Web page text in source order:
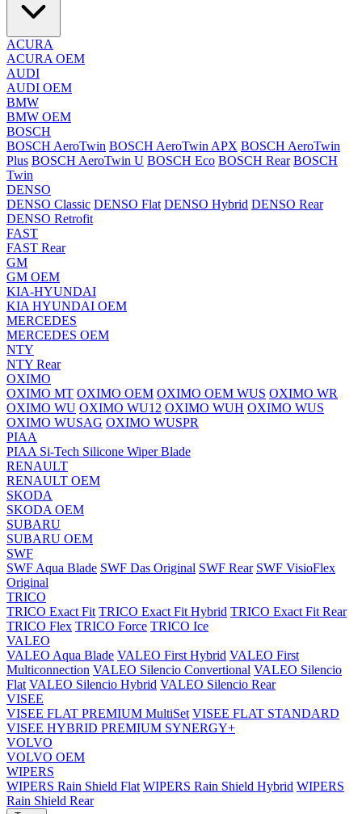
ACURA
ACURA OEM
AUDI
AUDI OEM
BMW
BMW OEM
BOSCH
BOSCH AeroTwin BOSCH AeroTwin APX BOSCH AeroTwin
Plus BOSCH AeroTwin U BOSCH Eco BOSCH Rear BOSCH
Twin
DENSO
DENSO Classic DENSO Flat DENSO Hybrid DENSO Rear
DENSO Retrofit
FAST
FAST Rear
GM
GM OEM
KIA-HYUNDAI
KIA HYUNDAI OEM
MERCEDES
MERCEDES OEM
NTY
NTY Rear
OXIMO
OXIMO MT OXIMO OEM OXIMO OEM WUS OXIMO WR
OXIMO WU OXIMO WU12 OXIMO WUH OXIMO WUS
OXIMO WUSAG OXIMO WUSPR
PIAA
PIAA Si-Tech Silicone Wiper Blade
RENAULT
RENAULT OEM
SKODA
SKODA OEM
SUBARU
SUBARU OEM
SWF
SWF Aqua Blade SWF Das Original SWF Rear SWF VisioFlex
Original
TRICO
TRICO Exact Fit TRICO Exact Fit Hybrid TRICO Exact Fit Rear
TRICO Flex TRICO Force TRICO Ice
VALEO
VALEO Aqua Blade VALEO First Hybrid VALEO First
Multiconnection VALEO Silencio Convertional VALEO Silencio
Flat VALEO Silencio Hybrid VALEO Silencio Rear
VISEE
VISEE FLAT PREMIUM MultiSet VISEE FLAT STANDARD
VISEE HYBRID PREMIUM SYNERGY+
VOLVO
VOLVO OEM
WIPERS
WIPERS Rain Shield Flat WIPERS Rain Shield Hybrid WIPERS
Rain Shield Rear